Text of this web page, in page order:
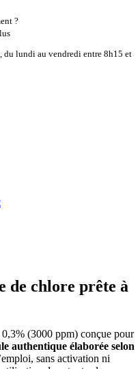
?
du lundi au vendredi entre 8h15 et
de chlore prête à
0,3% (3000 ppm) conçue pour
authentique élaborée selon
sans activation ni